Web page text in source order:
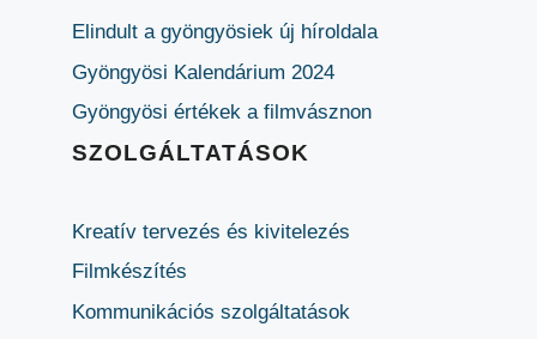
Elindult a gyöngyösiek új híroldala
Gyöngyösi Kalendárium 2024
Gyöngyösi értékek a filmvásznon
SZOLGÁLTATÁSOK
Kreatív tervezés és kivitelezés
Filmkészítés
Kommunikációs szolgáltatások